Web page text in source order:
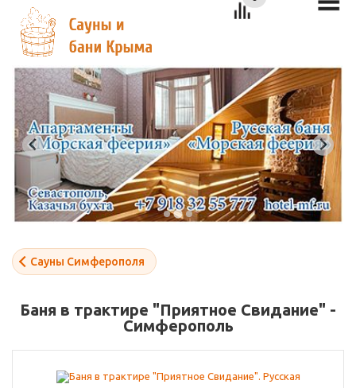
Сауны Симферополя
Баня в трактире "Приятное Свидание" -
Симферополь